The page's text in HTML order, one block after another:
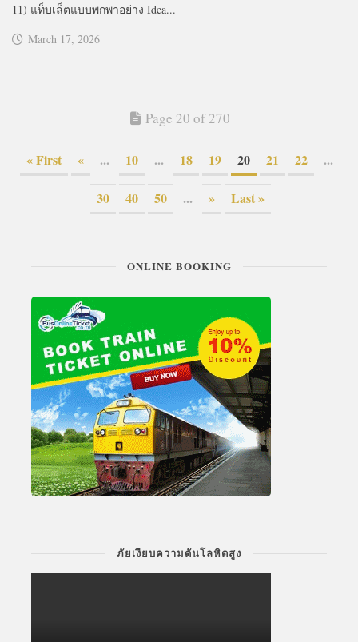
11) แท็บเล็ตแบบพกพาอย่าง Idea...
March 17, 2026
Page 20 of 270
« First « ... 10 ... 18 19 20 21 22 ...
30 40 50 ... » Last »
ONLINE BOOKING
ภัยเงียบความดันโลหิตสูง